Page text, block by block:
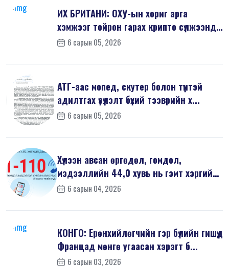
ИХ БРИТАНИ: ОХУ-ын хориг арга
хэмжээг тойрон гарах крипто сүлжээнд
хор...6 сарын 05, 2026
АТГ-аас мопед, скутер болон түүнтэй
адилтгах үзүүлэлт бүхий тээврийн х...
6 сарын 05, 2026
Хүлээн авсан өргөдөл, гомдол,
мэдээллийн 44,0 хувь нь гэмт хэргийн
шин...
6 сарын 04, 2026
КОНГО: Ерөнхийлөгчийн гэр бүлийн гишүүд
Францад мөнгө угаасан хэрэгт б...
6 сарын 03, 2026